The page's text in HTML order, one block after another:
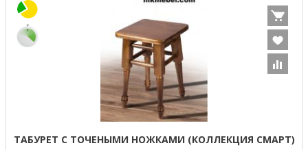
ТАБУРЕТ С ТОЧЕНЫМИ НОЖКАМИ (КОЛЛЕКЦИЯ СМАРТ)